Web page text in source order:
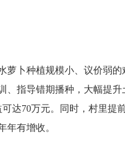
卜种植规模小、议价弱
、指导错期播种，大幅提
达70万元。同时，村里提
年有增收。